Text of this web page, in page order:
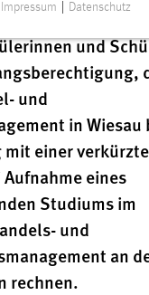
plus
und
und
in Wiesau
einer
eines
Studiums im
und
an
rechnen.
ermöglichen
für die einwandfreie
die ausgewählten
Impressum Datenschutz